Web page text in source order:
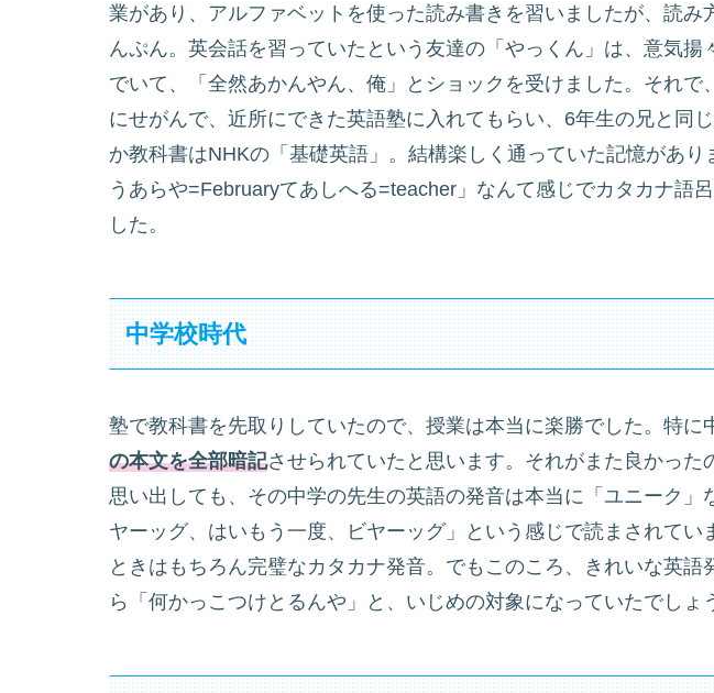
業があり、アルファベットを使った読み書きを習いましたが、読み
んぷん。英会話を習っていたという友達の「やっくん」は、意気揚
でいて、「全然あかんやん、俺」とショックを受けました。それで
にせがんで、近所にできた英語塾に入れてもらい、6年生の兄と同
か教科書はNHKの「基礎英語」。結構楽しく通っていた記憶があり
うあらや=Februaryてあしへる=teacher」なんて感じでカタカナ語
した。
中学校時代
塾で教科書を先取りしていたので、授業は本当に楽勝でした。特に
の本文を全部暗記させられていたと思います。それがまた良かった
思い出しても、その中学の先生の英語の発音は本当に「ユニーク」
ヤーッグ、はいもう一度、ビヤーッグ」という感じで読まされてい
ときはもちろん完璧なカタカナ発音。でもこのころ、きれいな英語
ら「何かっこつけとるんや」と、いじめの対象になっていたでしょ